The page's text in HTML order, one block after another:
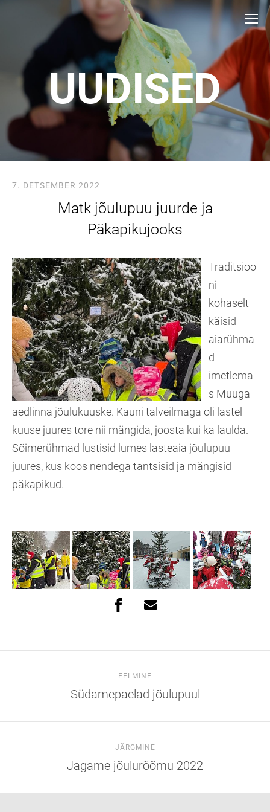
UUDISED
7. DETSEMBER 2022
Matk jõulupuu juurde ja
Päkapikujooks
Traditsioo
ni
kohaselt
käisid
aiarühma
d
imetlema
s Muuga
aedlinna jõulukuuske. Kauni talveilmaga oli lastel
kuuse juures tore nii mängida, joosta kui ka laulda.
Sõimerühmad lustisid lumes lasteaia jõulupuu
juures, kus koos nendega tantsisid ja mängisid
päkapikud.
EELMINE
Südamepaelad jõulupuul
JÄRGMINE
Jagame jõulurõõmu 2022